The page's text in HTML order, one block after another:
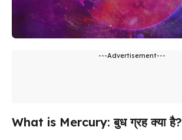
---Advertisement---
What is Mercury: बुध ग्रह क्या है?